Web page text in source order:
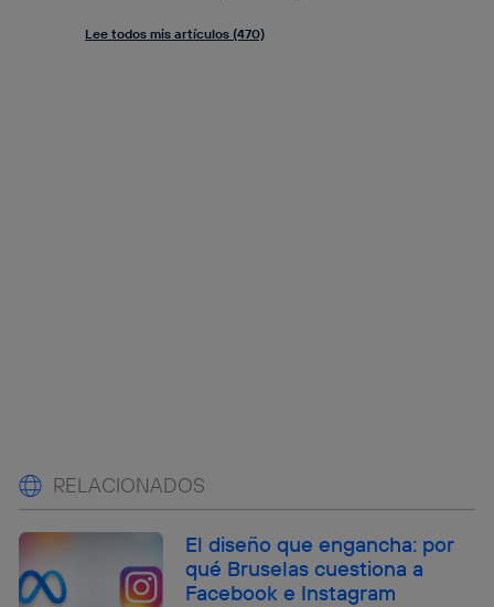
Lee todos mis artículos (470)
RELACIONADOS
El diseño que engancha: por
qué Bruselas cuestiona a
Facebook e Instagram